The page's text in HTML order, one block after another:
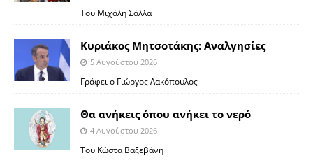
Του Μιχάλη Σάλλα
Κυριάκος Μητσοτάκης: Αναλγησίες
5 Αυγούστου 2026
Γράφει ο Γιώργος Λακόπουλος
Θα ανήκεις όπου ανήκει το νερό
4 Αυγούστου 2026
Του Κώστα Βαξεβάνη